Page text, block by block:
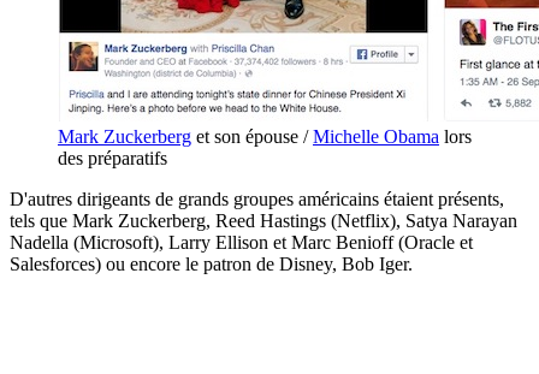
Mark Zuckerberg et son épouse /Michelle Obama lors
des préparatifs
D'autres dirigeants de grands groupes américains étaient présents,
tels que Mark Zuckerberg, Reed Hastings (Netflix), Satya Narayan
Nadella (Microsoft), Larry Ellison et Marc Benioff (Oracle et
Salesforces) ou encore le patron de Disney, Bob Iger.